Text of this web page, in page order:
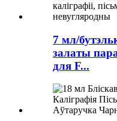
7 мл/
залаты
для F...